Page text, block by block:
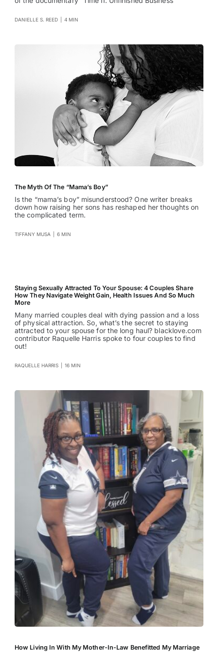
DANIELLE S. REED 4 MIN
The Myth Of The “Mama’s Boy”
Is the “mama’s boy” misunderstood? One writer breaks
down how raising her sons has reshaped her thoughts on
the complicated term.
TIFFANY MUSA 6 MIN
Staying Sexually Attracted To Your Spouse: 4 Couples Share
How They Navigate Weight Gain, Health Issues And So Much
More
Many married couples deal with dying passion and a loss
of physical attraction. So, what’s the secret to staying
attracted to your spouse for the long haul? blacklove.com
contributor Raquelle Harris spoke to four couples to find
out!
RAQUELLE HARRIS 16 MIN
How Living In With My Mother-In-Law Benefitted My Marriage